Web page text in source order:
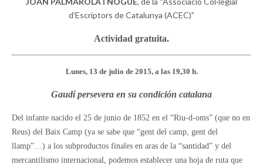
d’Escriptors de Catalunya (ACEC)”
Actividad gratuita.
Lunes, 13 de julio de 2015, a las 19,30 h.
Gaudí persevera en su condición catalana
Del infante nacido el 25 de junio de 1852 en el “Riu-d-oms” (que no en
Reus) del Baix Camp (ya se sabe que “gent del camp, gent del
llamp”…) a los subproductos finales en aras de la “santidad” y del
mercantilismo internacional, podemos establecer una hoja de ruta que